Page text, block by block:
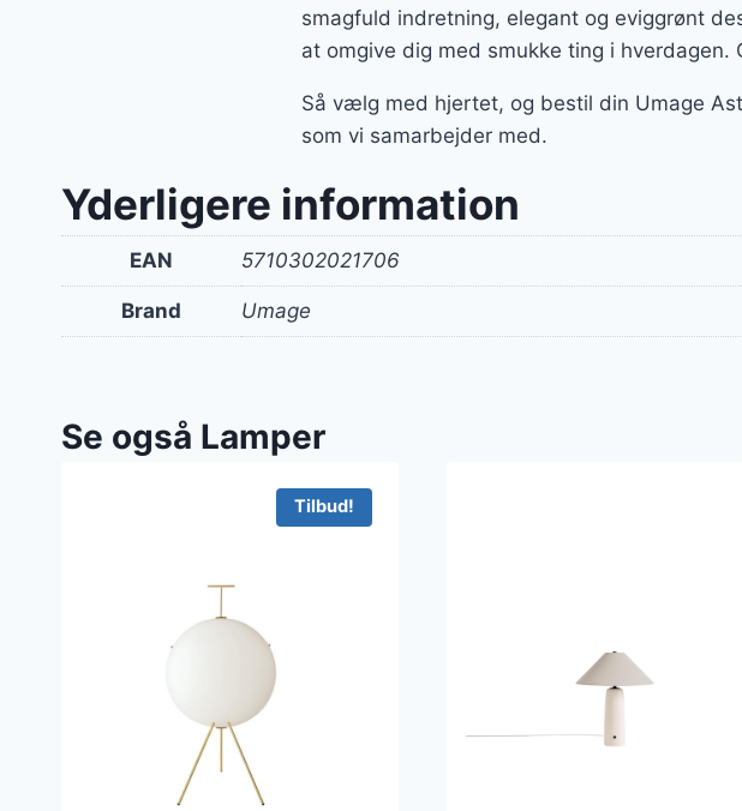
smagfuld indretning, elegant og eviggrønt
at omgive dig med smukke ting i
Så vælg med hjertet, og bestil din Umage
som vi samarbejder med.
Yderligere information
EAN 5710302021706
Brand Umage
Se også Lamper
Tilbud!